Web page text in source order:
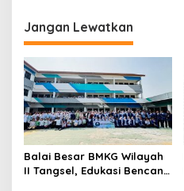
Jangan Lewatkan
Balai Besar BMKG Wilayah
II Tangsel, Edukasi Bencana